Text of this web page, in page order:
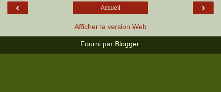
‹ ›
Accueil
Afficher la version Web
Fourni par Blogger.